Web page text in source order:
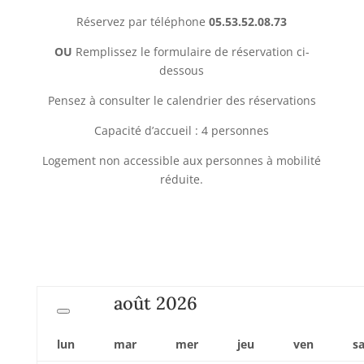
Réservez par téléphone05.53.52.08.73
OU Remplissez le formulaire de réservation ci-
dessous
Pensez à consulter le calendrier des réservations
Capacité d’accueil : 4 personnes
Logement non accessible aux personnes à mobilité
réduite.
août 2026
lun mar mer jeu ven